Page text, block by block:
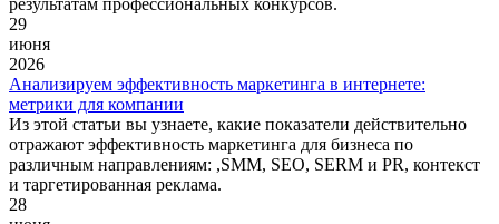
29
июня
2026
Анализируем эффективность маркетинга в интернете:
метрики для компании
Из этой статьи вы узнаете, какие показатели действительно
отражают эффективность маркетинга для бизнеса по
различным направлениям: ,SMM, SEO, SERM и PR, контекст
и таргетированная реклама.
28